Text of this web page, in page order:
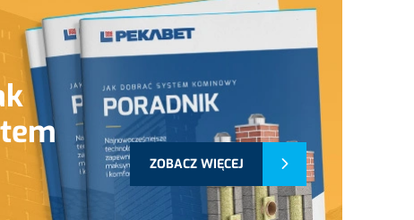
ZOBACZ WIĘCEJ